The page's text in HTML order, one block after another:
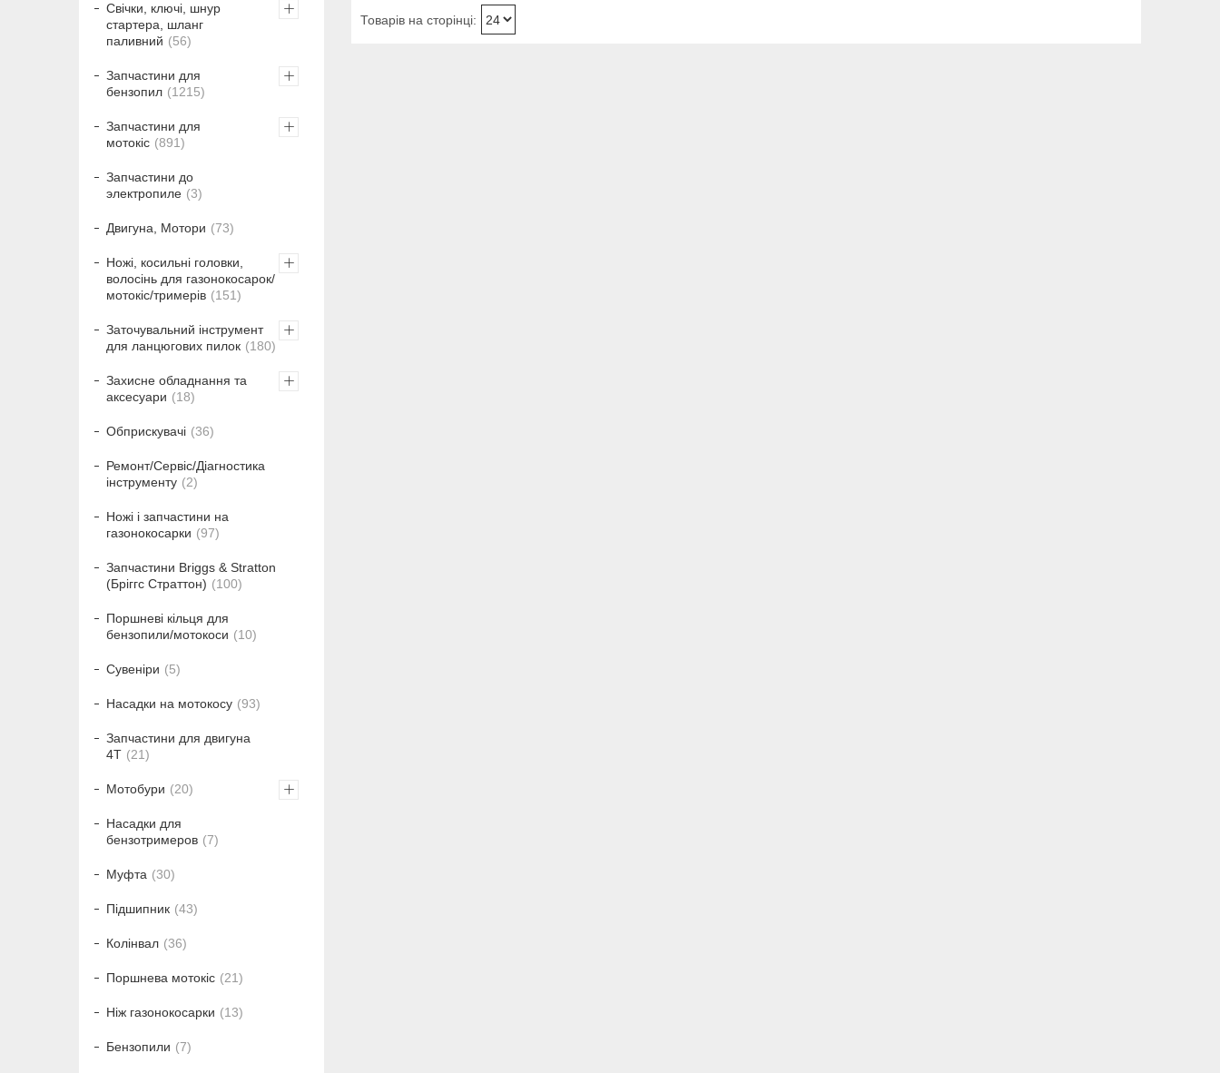
Свічки, ключі, шнур
стартера, шланг
паливний
56
Запчастини для
бензопил
1215
Запчастини для
мотокіс
891
Запчастини до
электропиле
3
Двигуна, Мотори 73
Ножі, косильні головки,
волосінь для газонокосарок/
мотокіс/тримерів
151
Заточувальний інструмент
для ланцюгових пилок
180
Захисне обладнання та
аксесуари
18
Обприскувачі 36
Ремонт/Сервіс/Діагностика
інструменту
2
Ножі і запчастини на
газонокосарки
97
Запчастини Briggs & Stratton
(Бріггс Страттон)
100
Поршневі кільця для
бензопили/мотокоси
10
Сувеніри 5
Насадки на мотокосу 93
Запчастини для двигуна
4T
21
Мотобури 20
Насадки для
бензотримеров
7
Муфта 30
Підшипник 43
Колінвал 36
Поршнева мотокіс 21
Ніж газонокосарки 13
Бензопили 7